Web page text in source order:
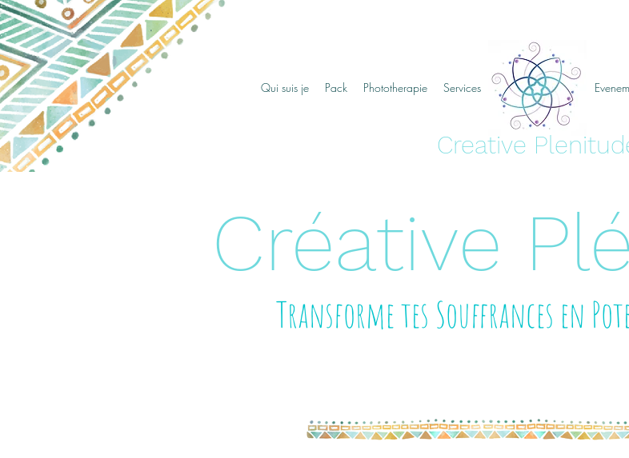
Qui suis je Pack Phototherapie Services creative plenitude
Creative
Créative
Transforme tes Souffrances en